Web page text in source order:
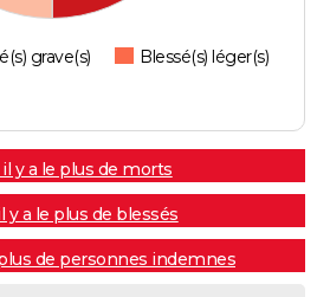
grave(s)
Blessé(s) léger(s)
y a le plus de morts
y a le plus de blessés
de personnes indemnes